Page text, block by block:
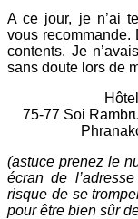
A ce jour, je n’ai
vous recommande.
contents. Je
sans doute lors de
75-77 Soi
(astuce prenez le
écran de
risque de se
pour être bien sûr